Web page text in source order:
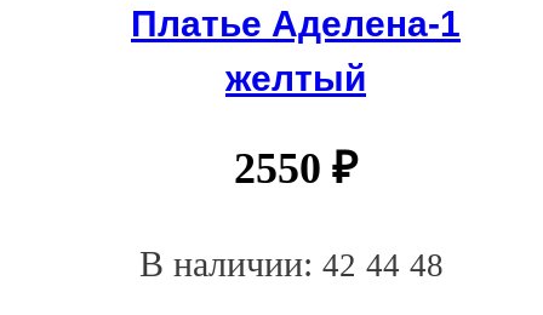
Платье Аделена-1
желтый
2550 ₽
В наличии: 42 44 48